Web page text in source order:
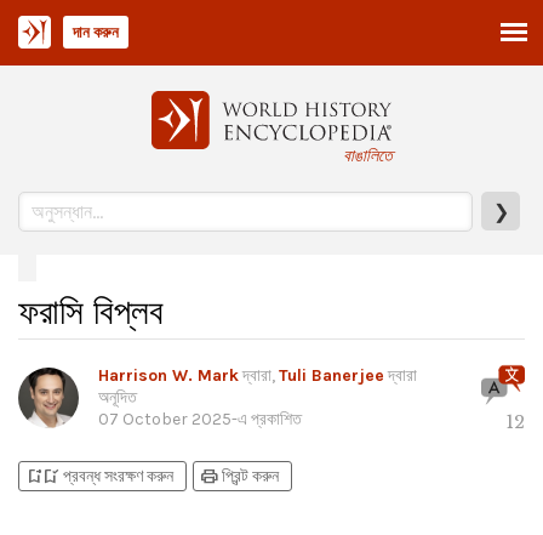
বাঙালিতে
❯
দান করুন
ফরাসি বিপ্লব
Harrison W. Markদ্বারা,Tuli Banerjeeদ্বারা
অনূদিত
07 October 2025-এ প্রকাশিত 12
bookmark_addbookmark_added প্রবন্ধ সংরক্ষণ করুন printপ্রিন্ট করুন